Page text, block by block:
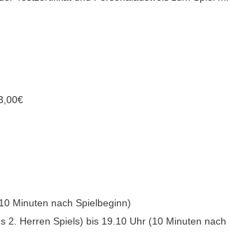
Minuten nach Spielbeginn)
Herren Spiels) bis 19.10 Uhr (10 Minuten nach